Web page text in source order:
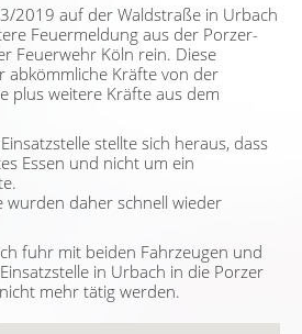
2019 auf der Waldstraße in Urbach
Feuermeldung aus der Porzer-
Feuerwehr Köln rein. Diese
abkömmliche Kräfte von der
plus weitere Kräfte aus dem
stellte sich heraus, dass
Essen und nicht um ein
wurden daher schnell wieder
fuhr mit beiden Fahrzeugen und
in Urbach in die Porzer
mehr tätig werden.